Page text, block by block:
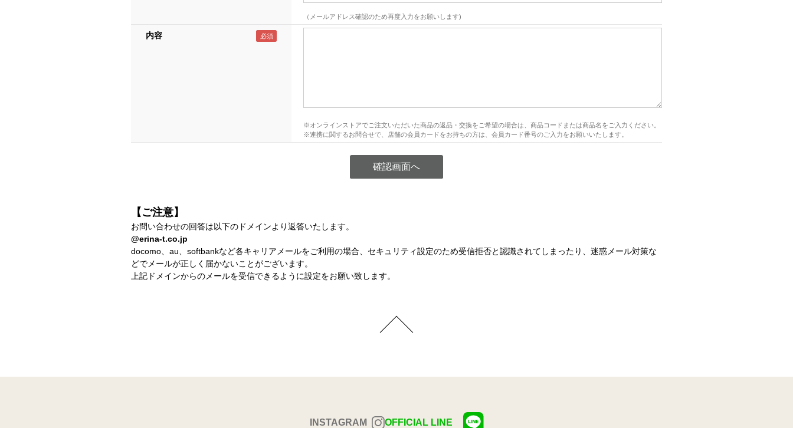
（メールアドレス確認のため再度入力をお願いします)
内容
※オンラインストアでご注文いただいた商品の返品・交換をご希望の場合は、商品コードまたは商品名をご入力ください。
※連携に関するお問合せで、店舗の会員カードをお持ちの方は、会員カード番号のご入力をお願いいたします。
【ご注意】
お問い合わせの回答は以下のドメインより返答いたします。
@erina-t.co.jp
docomo、au、softbankなど各キャリアメールをご利用の場合、セキュリティ設定のため受信拒否と認識されてしまったり、迷惑メール対策な
どでメールが正しく届かないことがございます。
上記ドメインからのメールを受信できるように設定をお願い致します。
INSTAGRAM OFFICIAL LINE